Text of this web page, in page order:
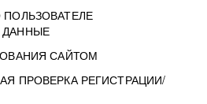
САЙТОМ
ПРОВЕРКА РЕГИСТРАЦИИ/